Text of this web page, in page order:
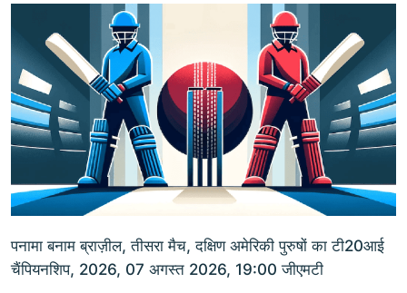
पनामा बनाम ब्राज़ील, तीसरा मैच, दक्षिण अमेरिकी पुरुषों का टी20आई
चैंपियनशिप, 2026, 07 अगस्त 2026, 19:00 जीएमटी